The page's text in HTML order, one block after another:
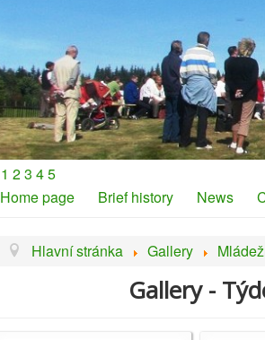
1 23 45
Home page
Brief history News
Hlavní stránka Gallery
Gallery -